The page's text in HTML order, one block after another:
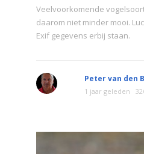
Veelvoorkomende
daarom niet minder mooi.
Exif gegevens erbij staan.
Peter van den
1 jaar geleden